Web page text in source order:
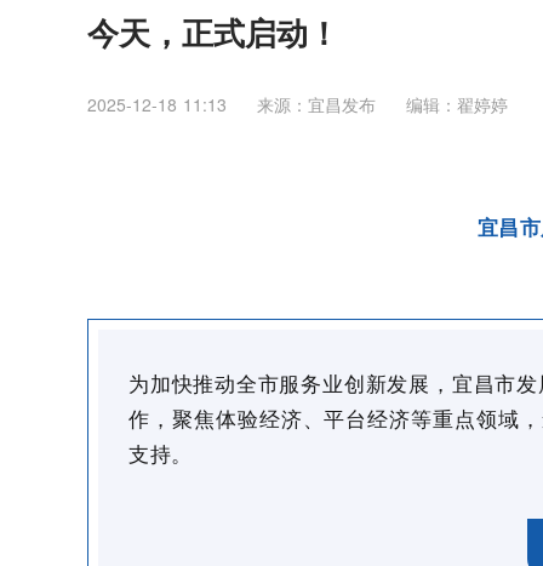
今天，正式启动！
2025-12-18 11:13 来源：宜昌发布 编辑：翟婷婷
宜昌
为加快推动全市服务业创新发展，宜昌市
作，聚焦体验经济、平台经济等重点领域
支持。